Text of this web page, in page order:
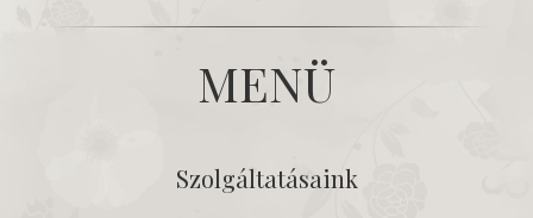
MENÜ
Szolgáltatásaink